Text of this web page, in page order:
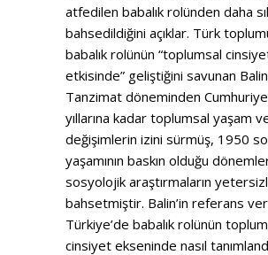
atfedilen babalık rolünden daha
bahsedildiğini açıklar. Türk
babalık rolünün “toplumsal
etkisinde” geliştiğini savunan
Tanzimat döneminden
yıllarına kadar toplumsal yaşam
değişimlerin izini sürmüş, 1950
yaşamının baskın olduğu
sosyolojik araştırmaların
bahsetmiştir. Balin’in referans
Türkiye’de babalık rolünün
cinsiyet ekseninde nasıl